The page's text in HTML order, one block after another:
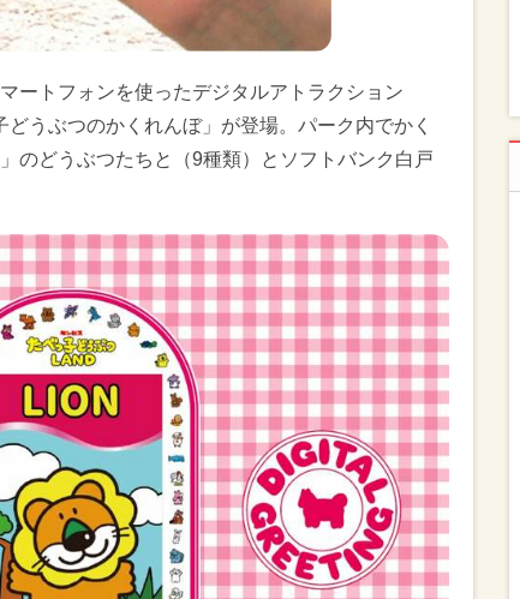
ートフォンを使ったデジタルアトラクション
うぶつのかくれんぼ」が登場。パーク内でかく
のどうぶつたちと（9種類）とソフトバンク白戸